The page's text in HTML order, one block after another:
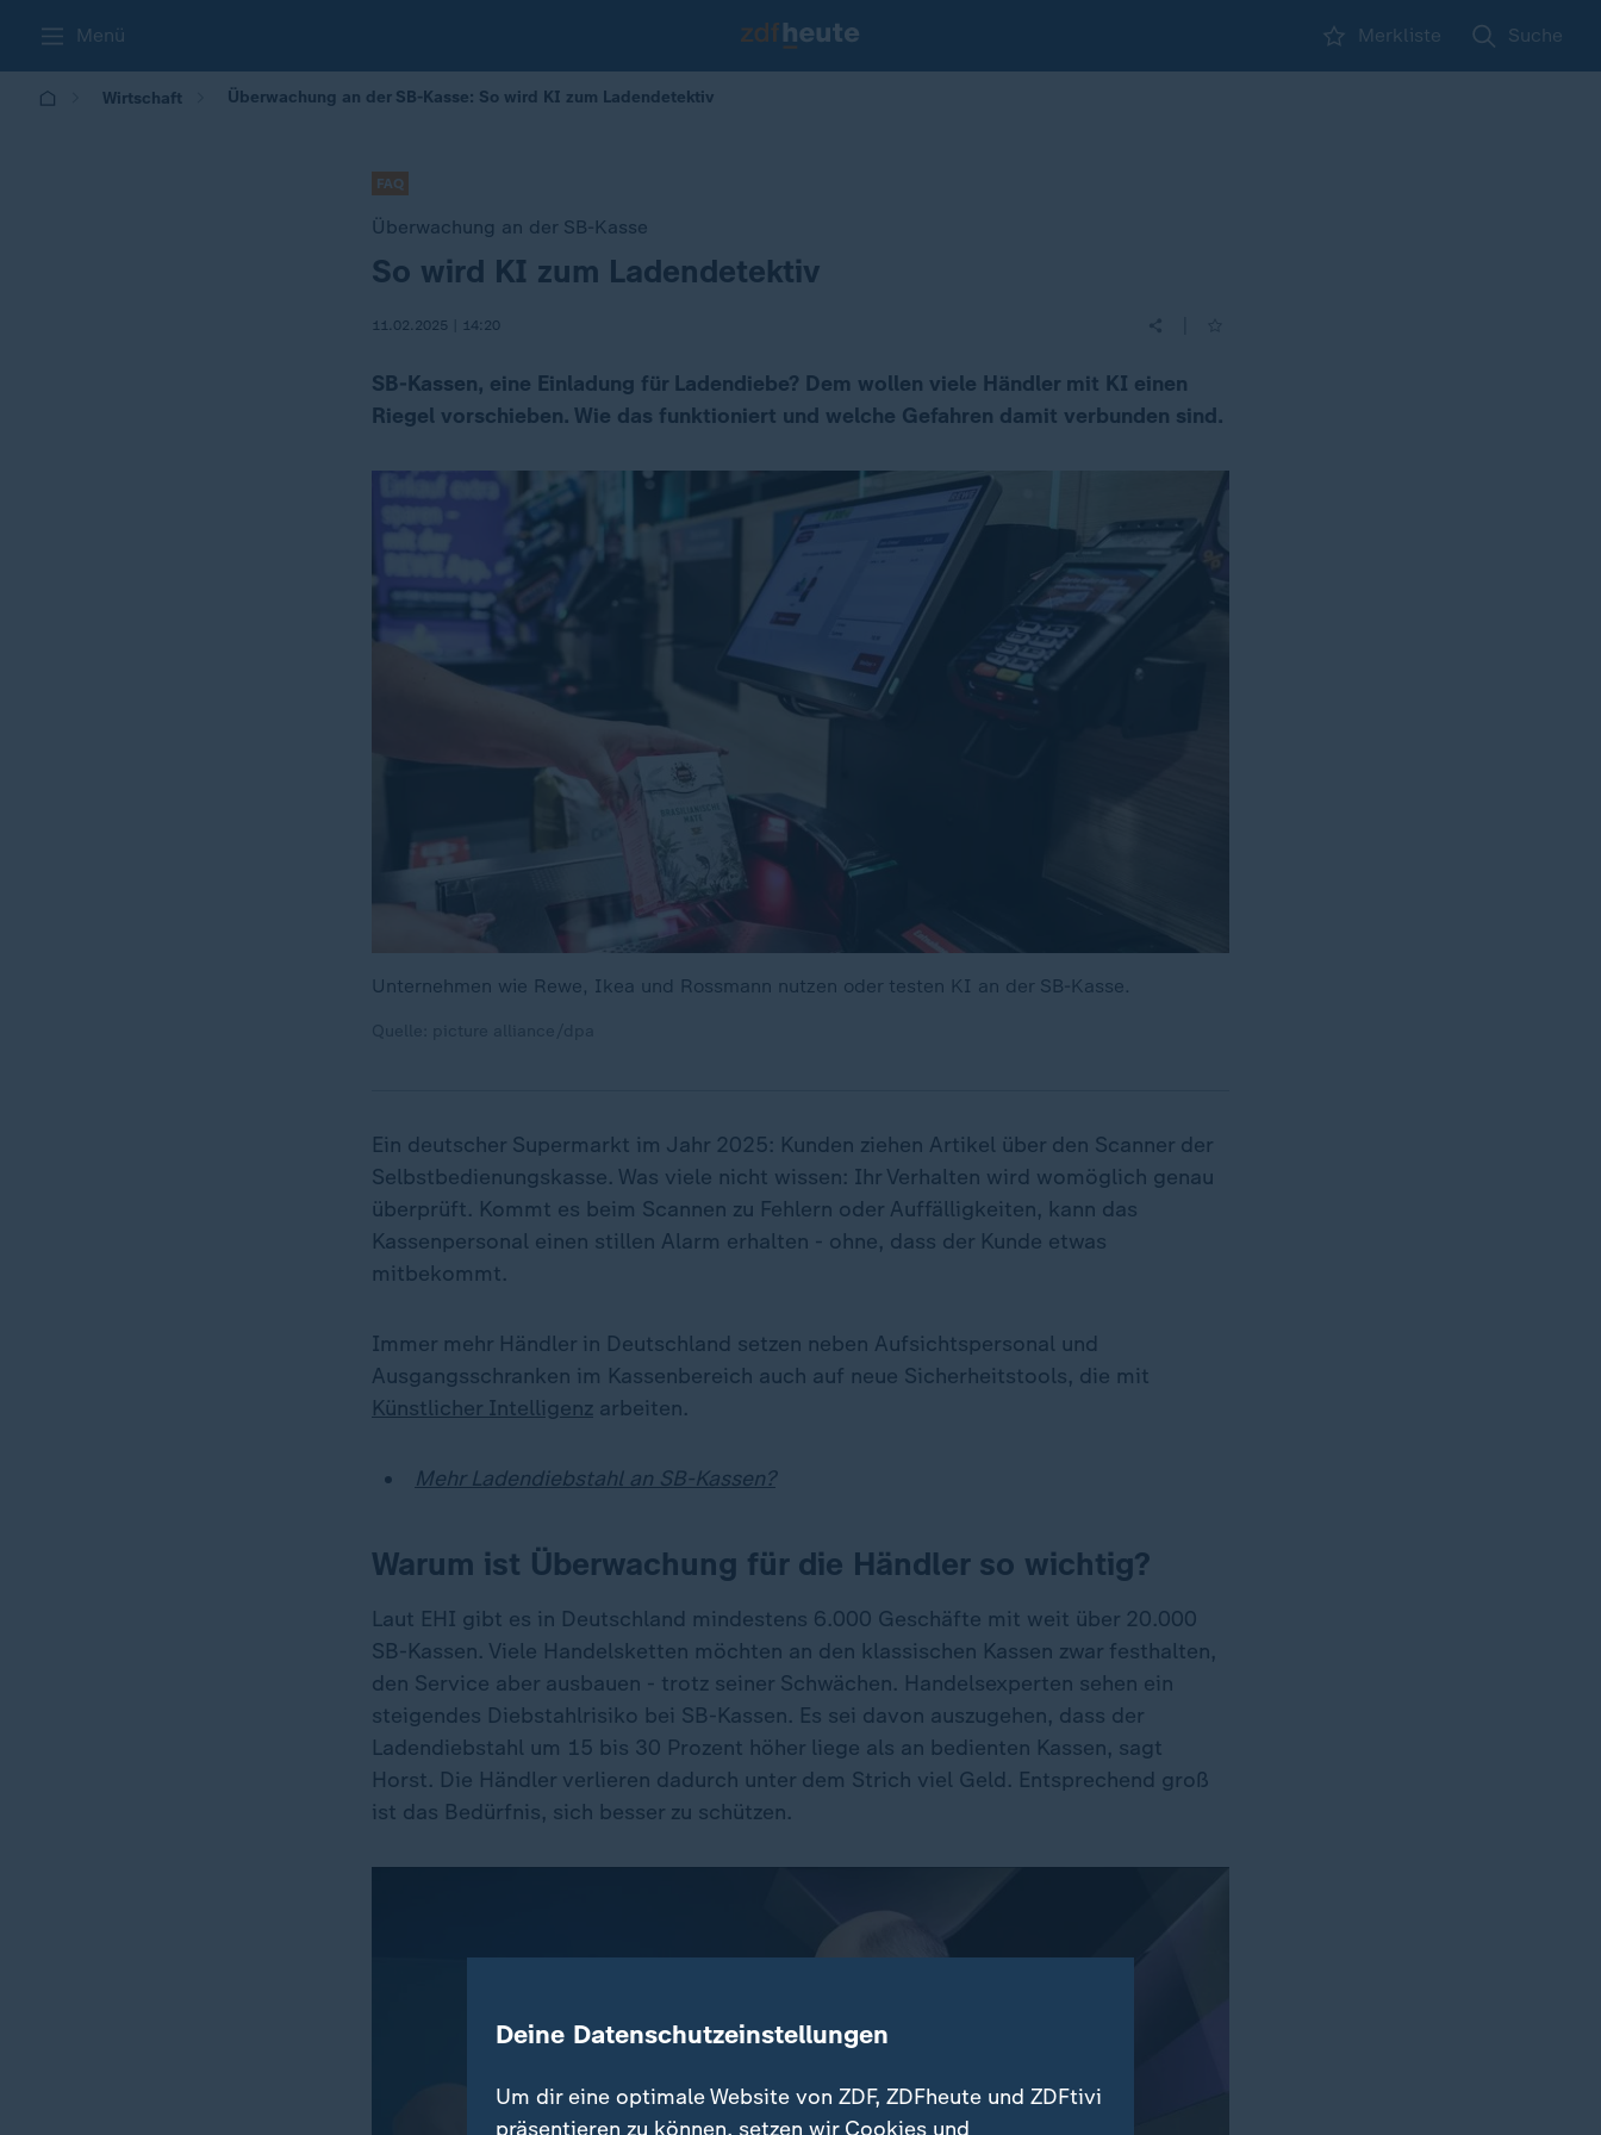
Menü Merkliste Suche
Wirtschaft Überwachung an der SB-Kasse: So wird KI zum Ladendetektiv
FAQ
Überwachung an der SB-Kasse
:
So wird KI zum Ladendetektiv
11.02.2025 | 14:20
SB-Kassen, eine Einladung für Ladendiebe? Dem wollen viele Händler mit KI einen
Riegel vorschieben. Wie das funktioniert und welche Gefahren damit verbunden sind.
Unternehmen wie Rewe, Ikea und Rossmann nutzen oder testen KI an der SB-Kasse.
Ein deutscher Supermarkt im Jahr 2025: Kunden ziehen Artikel über den Scanner der
Selbstbedienungskasse. Was viele nicht wissen: Ihr Verhalten wird womöglich genau
überprüft. Kommt es beim Scannen zu Fehlern oder Auffälligkeiten, kann das
Kassenpersonal einen stillen Alarm erhalten - ohne, dass der Kunde etwas
mitbekommt.
Immer mehr Händler in Deutschland setzen neben Aufsichtspersonal und
Ausgangsschranken im Kassenbereich auch auf neue Sicherheitstools, die mit
Künstlicher Intelligenz arbeiten.
Mehr Ladendiebstahl an SB-Kassen?
Warum ist Überwachung für die Händler so wichtig?
Laut EHI gibt es in Deutschland mindestens 6.000 Geschäfte mit weit über 20.000
SB-Kassen. Viele Handelsketten möchten an den klassischen Kassen zwar festhalten,
den Service aber ausbauen - trotz seiner Schwächen. Handelsexperten sehen ein
steigendes Diebstahlrisiko bei SB-Kassen. Es sei davon auszugehen, dass der
Ladendiebstahl um 15 bis 30 Prozent höher liege als an bedienten Kassen, sagt
Horst. Die Händler verlieren dadurch unter dem Strich viel Geld. Entsprechend groß
ist das Bedürfnis, sich besser zu schützen.
Deine Datenschutzeinstellungen
Um dir eine optimale Website von ZDF, ZDFheute und ZDFtivi
präsentieren zu können, setzen wir Cookies und